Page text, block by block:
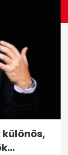
Mangra
új...